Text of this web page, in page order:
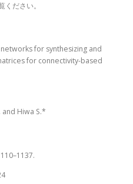
ださい。
for synthesizing and
for connectivity-based
and Hiwa S.*